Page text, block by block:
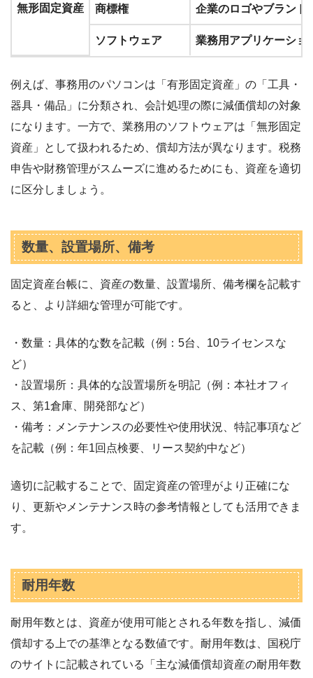
無形固定資産 商標権 企業のロゴやブランド
ソフトウェア 業務用アプリケーショ
例えば、事務用のパソコンは「有形固定資産」の「工具・
器具・備品」に分類され、会計処理の際に減価償却の対象
になります。一方で、業務用のソフトウェアは「無形固定
資産」として扱われるため、償却方法が異なります。税務
申告や財務管理がスムーズに進めるためにも、資産を適切
に区分しましょう。
数量、設置場所、備考
固定資産台帳に、資産の数量、設置場所、備考欄を記載す
ると、より詳細な管理が可能です。
・数量：具体的な数を記載（例：5台、10ライセンスな
ど）
・設置場所：具体的な設置場所を明記（例：本社オフィ
ス、第1倉庫、開発部など）
・備考：メンテナンスの必要性や使用状況、特記事項など
を記載（例：年1回点検要、リース契約中など）
適切に記載することで、固定資産の管理がより正確にな
り、更新やメンテナンス時の参考情報としても活用できま
す。
耐用年数
耐用年数とは、資産が使用可能とされる年数を指し、減価
償却する上での基準となる数値です。耐用年数は、国税庁
のサイトに記載されている「主な減価償却資産の耐用年数